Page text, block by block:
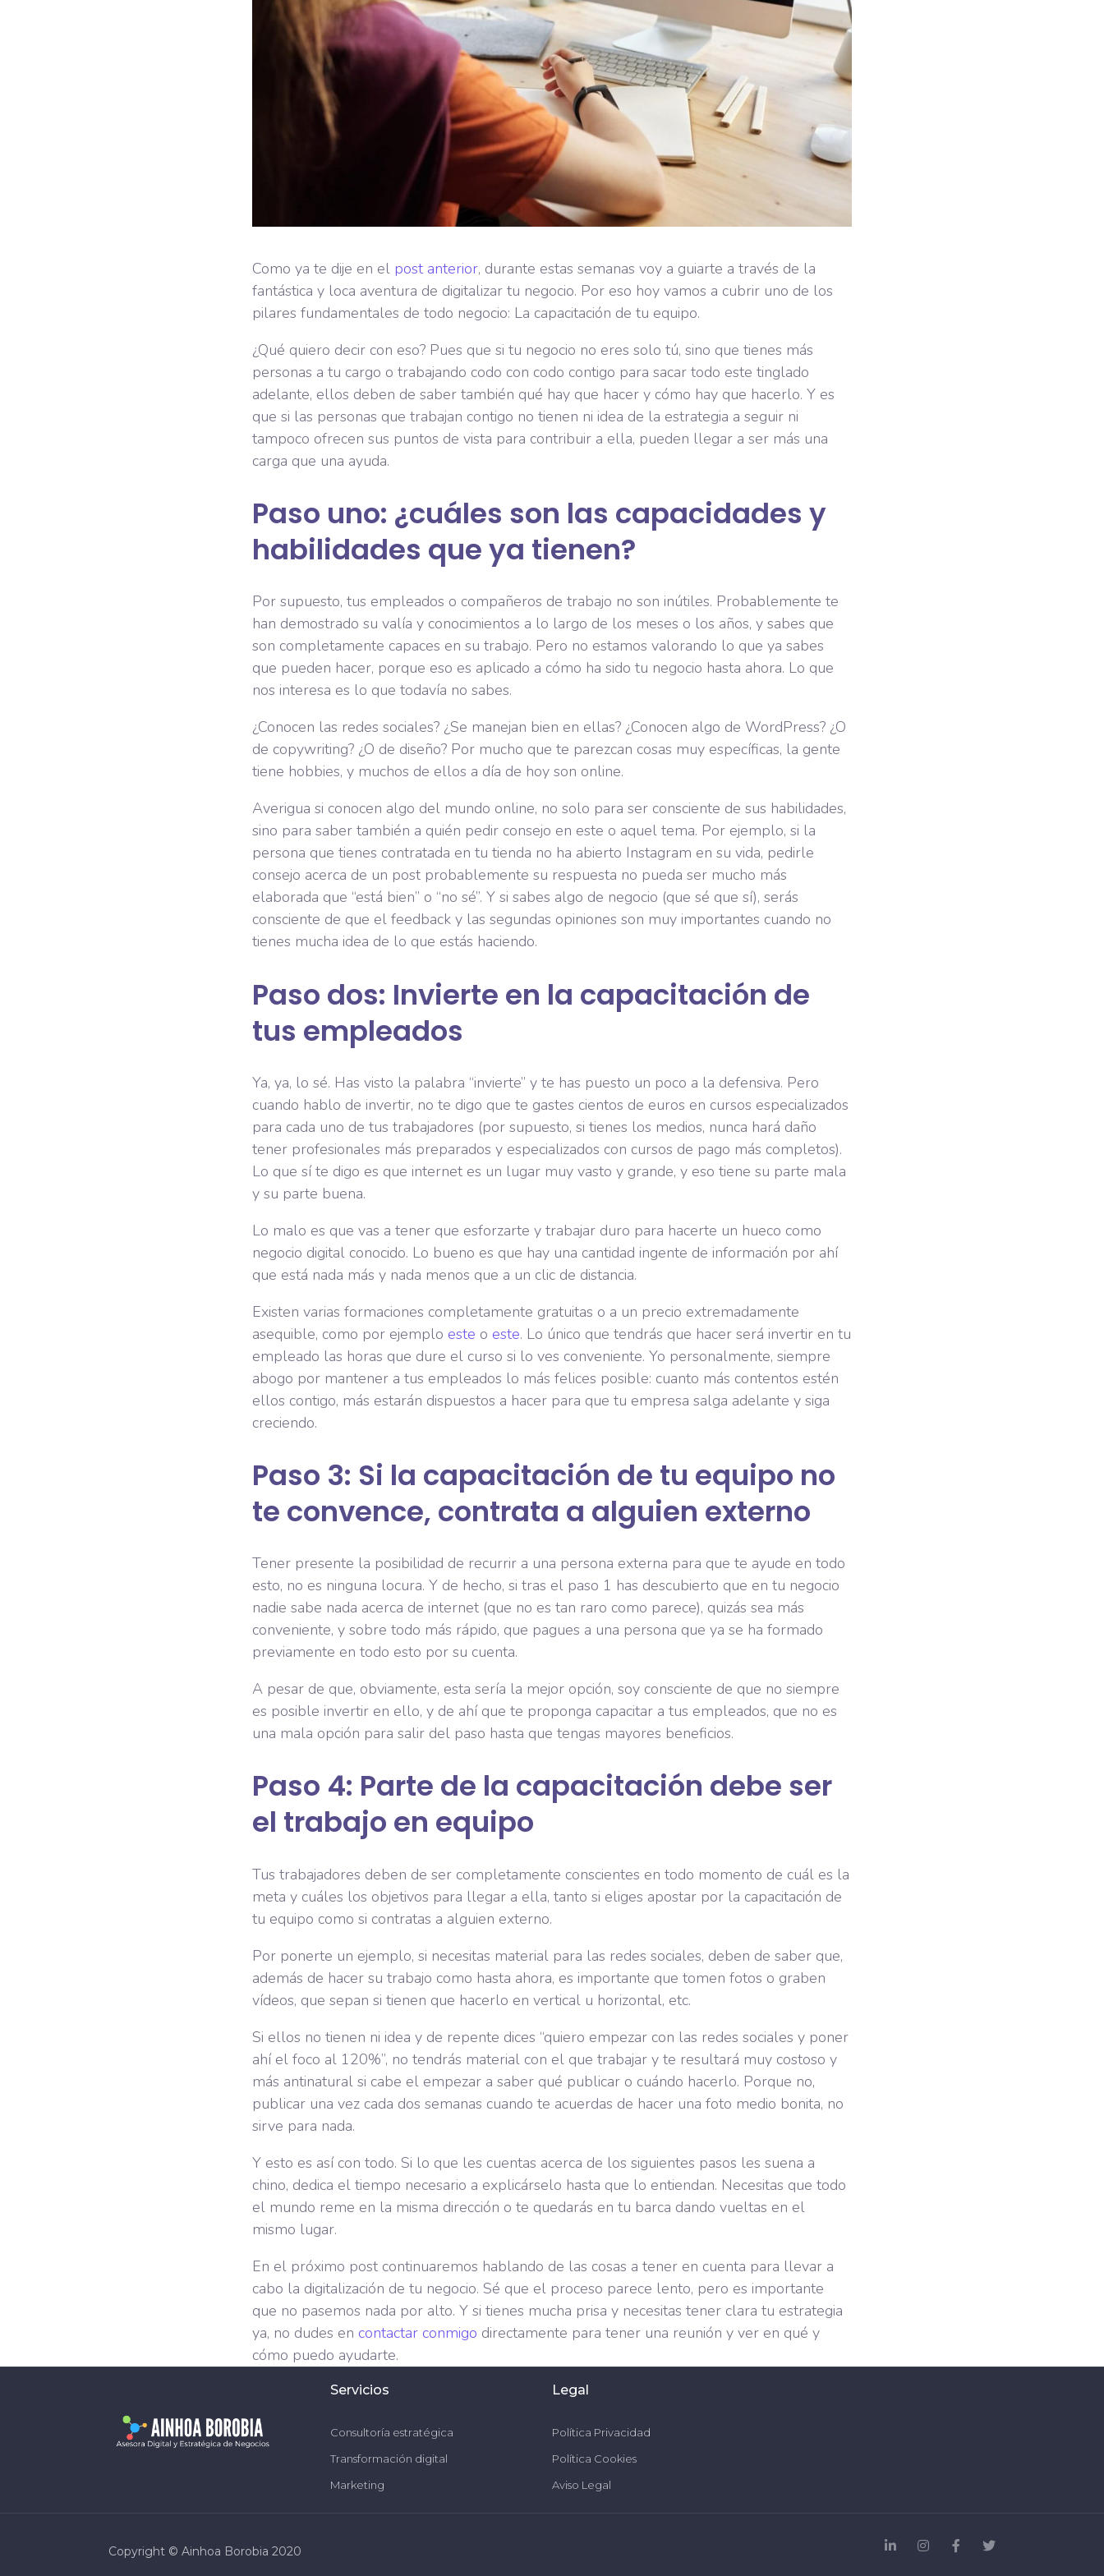
Como ya te dije en el post anterior, durante estas semanas voy a guiarte a través de la
fantástica y loca aventura de digitalizar tu negocio. Por eso hoy vamos a cubrir uno de los
pilares fundamentales de todo negocio: La capacitación de tu equipo.
¿Qué quiero decir con eso? Pues que si tu negocio no eres solo tú, sino que tienes más
personas a tu cargo o trabajando codo con codo contigo para sacar todo este tinglado
adelante, ellos deben de saber también qué hay que hacer y cómo hay que hacerlo. Y es
que si las personas que trabajan contigo no tienen ni idea de la estrategia a seguir ni
tampoco ofrecen sus puntos de vista para contribuir a ella, pueden llegar a ser más una
carga que una ayuda.
Paso uno: ¿cuáles son las capacidades y
habilidades que ya tienen?
Por supuesto, tus empleados o compañeros de trabajo no son inútiles. Probablemente te
han demostrado su valía y conocimientos a lo largo de los meses o los años, y sabes que
son completamente capaces en su trabajo. Pero no estamos valorando lo que ya sabes
que pueden hacer, porque eso es aplicado a cómo ha sido tu negocio hasta ahora. Lo que
nos interesa es lo que todavía no sabes.
¿Conocen las redes sociales? ¿Se manejan bien en ellas? ¿Conocen algo de WordPress? ¿O
de copywriting? ¿O de diseño? Por mucho que te parezcan cosas muy específicas, la gente
tiene hobbies, y muchos de ellos a día de hoy son online.
Averigua si conocen algo del mundo online, no solo para ser consciente de sus habilidades,
sino para saber también a quién pedir consejo en este o aquel tema. Por ejemplo, si la
persona que tienes contratada en tu tienda no ha abierto Instagram en su vida, pedirle
consejo acerca de un post probablemente su respuesta no pueda ser mucho más
elaborada que “está bien” o “no sé”. Y si sabes algo de negocio (que sé que sí), serás
consciente de que el feedback y las segundas opiniones son muy importantes cuando no
tienes mucha idea de lo que estás haciendo.
Paso dos: Invierte en la capacitación de
tus empleados
Ya, ya, lo sé. Has visto la palabra “invierte” y te has puesto un poco a la defensiva. Pero
cuando hablo de invertir, no te digo que te gastes cientos de euros en cursos especializados
para cada uno de tus trabajadores (por supuesto, si tienes los medios, nunca hará daño
tener profesionales más preparados y especializados con cursos de pago más completos).
Lo que sí te digo es que internet es un lugar muy vasto y grande, y eso tiene su parte mala
y su parte buena.
Lo malo es que vas a tener que esforzarte y trabajar duro para hacerte un hueco como
negocio digital conocido. Lo bueno es que hay una cantidad ingente de información por ahí
que está nada más y nada menos que a un clic de distancia.
Existen varias formaciones completamente gratuitas o a un precio extremadamente
asequible, como por ejemplo este o este. Lo único que tendrás que hacer será invertir en tu
empleado las horas que dure el curso si lo ves conveniente. Yo personalmente, siempre
abogo por mantener a tus empleados lo más felices posible: cuanto más contentos estén
ellos contigo, más estarán dispuestos a hacer para que tu empresa salga adelante y siga
creciendo.
Paso 3: Si la capacitación de tu equipo no
te convence, contrata a alguien externo
Tener presente la posibilidad de recurrir a una persona externa para que te ayude en todo
esto, no es ninguna locura. Y de hecho, si tras el paso 1 has descubierto que en tu negocio
nadie sabe nada acerca de internet (que no es tan raro como parece), quizás sea más
conveniente, y sobre todo más rápido, que pagues a una persona que ya se ha formado
previamente en todo esto por su cuenta.
A pesar de que, obviamente, esta sería la mejor opción, soy consciente de que no siempre
es posible invertir en ello, y de ahí que te proponga capacitar a tus empleados, que no es
una mala opción para salir del paso hasta que tengas mayores beneficios.
Paso 4: Parte de la capacitación debe ser
el trabajo en equipo
Tus trabajadores deben de ser completamente conscientes en todo momento de cuál es la
meta y cuáles los objetivos para llegar a ella, tanto si eliges apostar por la capacitación de
tu equipo como si contratas a alguien externo.
Por ponerte un ejemplo, si necesitas material para las redes sociales, deben de saber que,
además de hacer su trabajo como hasta ahora, es importante que tomen fotos o graben
vídeos, que sepan si tienen que hacerlo en vertical u horizontal, etc.
Si ellos no tienen ni idea y de repente dices “quiero empezar con las redes sociales y poner
ahí el foco al 120%”, no tendrás material con el que trabajar y te resultará muy costoso y
más antinatural si cabe el empezar a saber qué publicar o cuándo hacerlo. Porque no,
publicar una vez cada dos semanas cuando te acuerdas de hacer una foto medio bonita, no
sirve para nada.
Y esto es así con todo. Si lo que les cuentas acerca de los siguientes pasos les suena a
chino, dedica el tiempo necesario a explicárselo hasta que lo entiendan. Necesitas que todo
el mundo reme en la misma dirección o te quedarás en tu barca dando vueltas en el
mismo lugar.
En el próximo post continuaremos hablando de las cosas a tener en cuenta para llevar a
cabo la digitalización de tu negocio. Sé que el proceso parece lento, pero es importante
que no pasemos nada por alto. Y si tienes mucha prisa y necesitas tener clara tu estrategia
ya, no dudes en contactar conmigo directamente para tener una reunión y ver en qué y
cómo puedo ayudarte.
Servicios
Consultoría estratégica
Transformación digital
Marketing
Legal
Política Privacidad
Política Cookies
Aviso Legal
​​Copyright © Ainhoa Borobia 2020